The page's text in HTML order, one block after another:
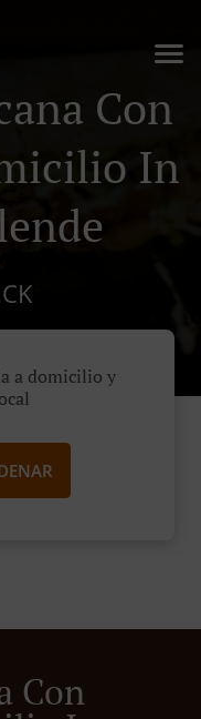
Con
In
a domicilio y
Con